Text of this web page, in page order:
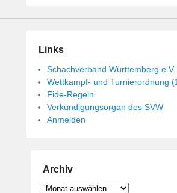
Links
Schachverband Württemberg e.V.
Wettkampf- und Turnierordnung
Fide-Regeln
Verkündigungsorgan des SVW
Anmelden
Archiv
Archiv